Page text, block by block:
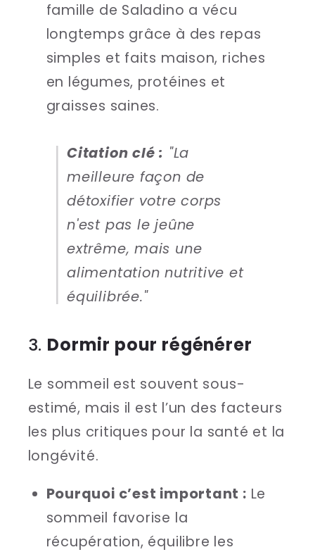
famille de Saladino a vécu
longtemps grâce à des repas
simples et faits maison, riches
en légumes, protéines et
graisses saines.
Citation clé : "La
meilleure façon de
détoxifier votre corps
n'est pas le jeûne
extrême, mais une
alimentation nutritive et
équilibrée."
3. Dormir pour régénérer
Le sommeil est souvent sous-
estimé, mais il est l’un des facteurs
les plus critiques pour la santé et la
longévité.
Pourquoi c’est important : Le
sommeil favorise la
récupération, équilibre les